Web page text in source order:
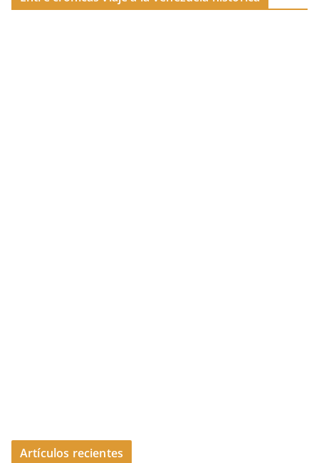
Artículos recientes